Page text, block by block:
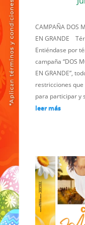
CAMPAÑA DOS
EN GRANDE
Entiéndase por
campaña “DOS
EN GRANDE”,
restricciones
para participar y
leer más